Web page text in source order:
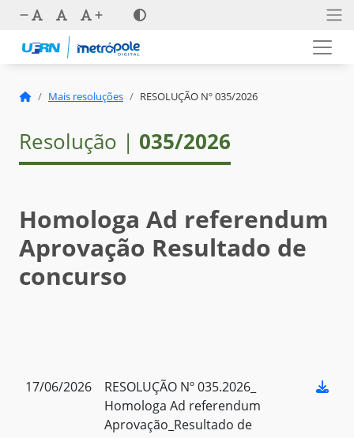
Mais resoluções RESOLUÇÃO Nº 035/2026
Resolução | 035/2026
Homologa Ad referendum
Aprovação Resultado de
concurso
17/06/2026
RESOLUÇÃO Nº 035.2026_
Homologa Ad referendum
Aprovação_Resultado de